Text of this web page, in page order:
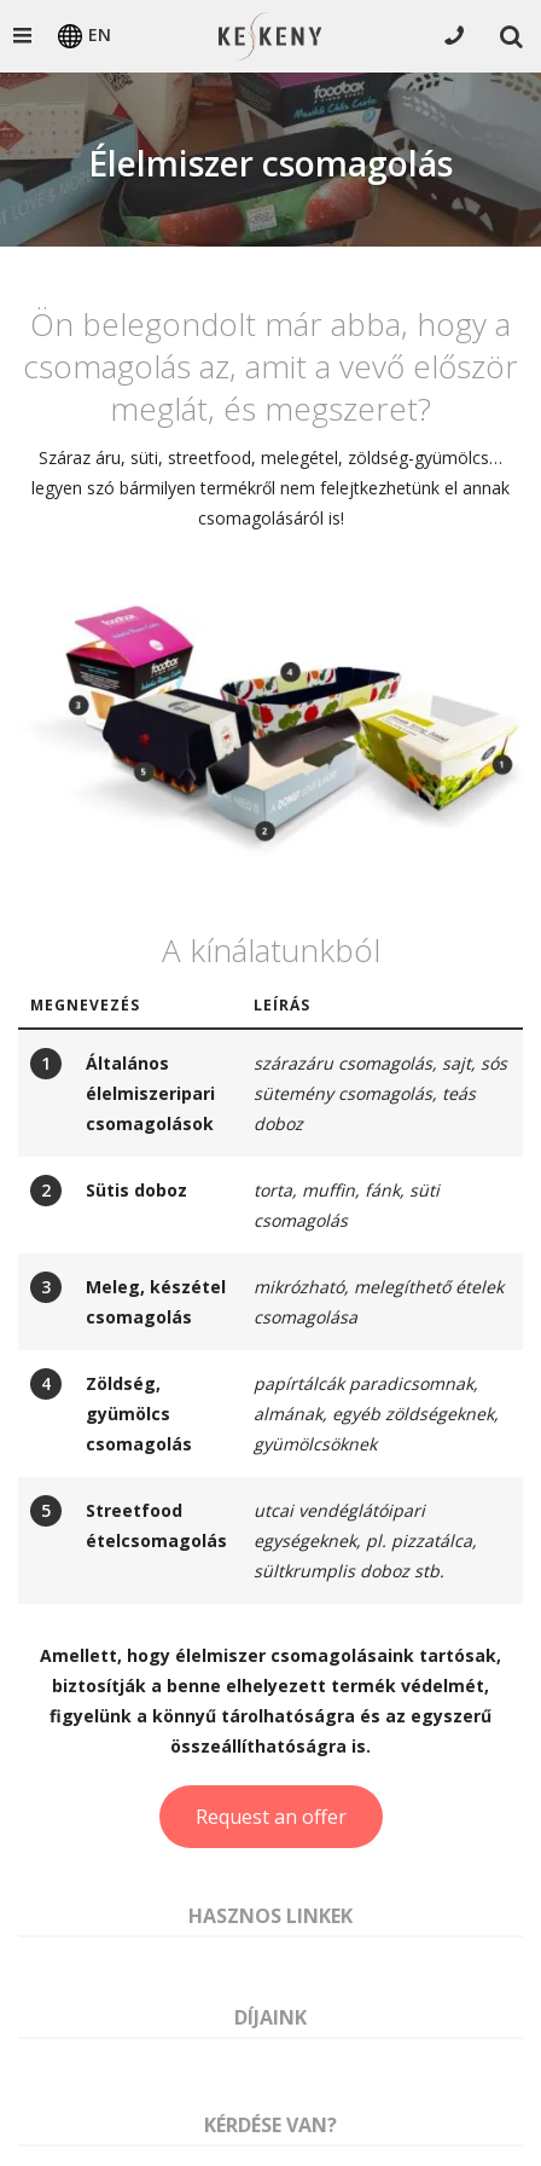
EN
Élelmiszer csomagolás
Ön belegondolt már abba, hogy a
csomagolás az, amit a vevő először
meglát, és megszeret?
Száraz áru, süti, streetfood, melegétel, zöldség-gyümölcs…
legyen szó bármilyen termékről nem felejtkezhetünk el annak
csomagolásáról is!
A kínálatunkból
MEGNEVEZÉS LEÍRÁS
1
Általános
élelmiszeripari
csomagolások
szárazáru csomagolás, sajt, sós
sütemény csomagolás, teás
doboz
2 Sütis doboz
torta, muffin, fánk, süti
csomagolás
3
Meleg, készétel
csomagolás
mikrózható, melegíthető ételek
csomagolása
4
Zöldség,
gyümölcs
csomagolás
papírtálcák paradicsomnak,
almának, egyéb zöldségeknek,
gyümölcsöknek
5
Streetfood
ételcsomagolás
utcai vendéglátóipari
egységeknek, pl. pizzatálca,
sültkrumplis doboz stb.
Amellett, hogy élelmiszer csomagolásaink tartósak,
biztosítják a benne elhelyezett termék védelmét,
figyelünk a könnyű tárolhatóságra és az egyszerű
összeállíthatóságra is.
Request an offer
HASZNOS LINKEK
DÍJAINK
KÉRDÉSE VAN?